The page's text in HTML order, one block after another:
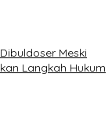
Meski
Langkah Hukum